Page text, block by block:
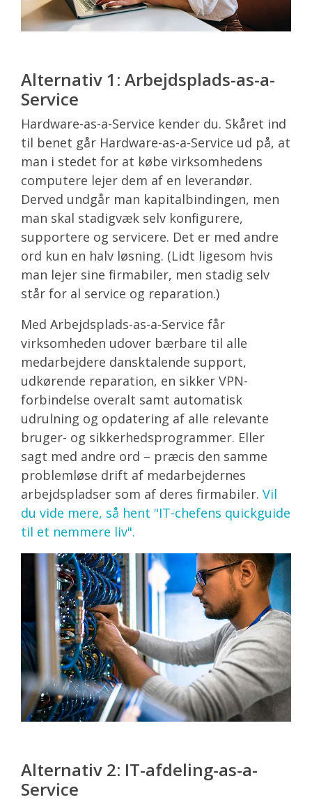
Alternativ 1: Arbejdsplads-as-a-
Service
Hardware-as-a-Service kender du. Skåret ind
til benet går Hardware-as-a-Service ud på, at
man i stedet for at købe virksomhedens
computere lejer dem af en leverandør.
Derved undgår man kapitalbindingen, men
man skal stadigvæk selv konfigurere,
supportere og servicere. Det er med andre
ord kun en halv løsning. (Lidt ligesom hvis
man lejer sine firmabiler, men stadig selv
står for al service og reparation.)
Med Arbejdsplads-as-a-Service får
virksomheden udover bærbare til alle
medarbejdere dansktalende support,
udkørende reparation, en sikker VPN-
forbindelse overalt samt automatisk
udrulning og opdatering af alle relevante
bruger- og sikkerhedsprogrammer. Eller
sagt med andre ord – præcis den samme
problemløse drift af medarbejdernes
arbejdspladser som af deres firmabiler. Vil
du vide mere, så hent "IT-chefens quickguide
til et nemmere liv".
Alternativ 2: IT-afdeling-as-a-
Service